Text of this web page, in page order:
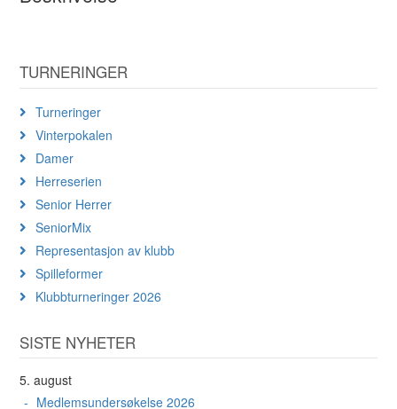
TURNERINGER
Turneringer
Vinterpokalen
Damer
Herreserien
Senior Herrer
SeniorMix
Representasjon av klubb
Spilleformer
Klubbturneringer 2026
SISTE NYHETER
5. august
Medlemsundersøkelse 2026